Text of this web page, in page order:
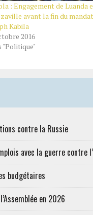
: Engagement de Luanda
avant la fin du
Kabila
2016
"Politique"
contre la Russie
avec la guerre contre
budgétaires
en 2026